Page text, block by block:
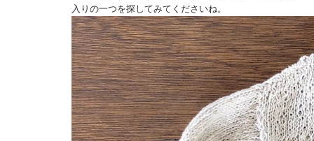
入りの一つを探してみてくださいね。